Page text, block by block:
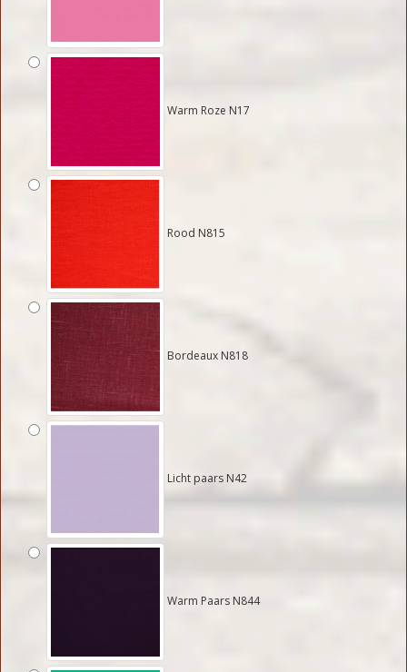
Warm Roze N17
Rood N815
Bordeaux N818
Licht paars N42
Warm Paars N844